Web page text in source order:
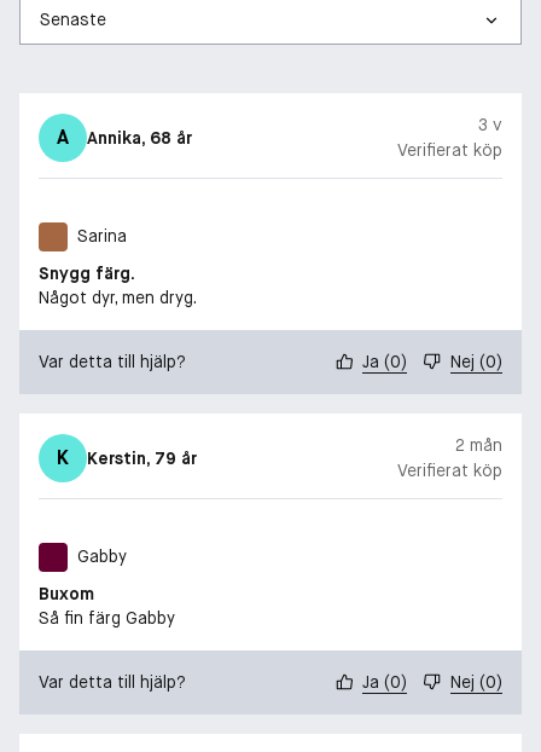
A Annika, 68 år
3 v
Verifierat köp
Sarina
Snygg färg.
Något dyr, men dryg.
Var detta till hjälp? Ja (0) Nej (0)
K Kerstin, 79 år
2 mån
Verifierat köp
Gabby
Buxom
Så fin färg Gabby
Var detta till hjälp? Ja (0) Nej (0)